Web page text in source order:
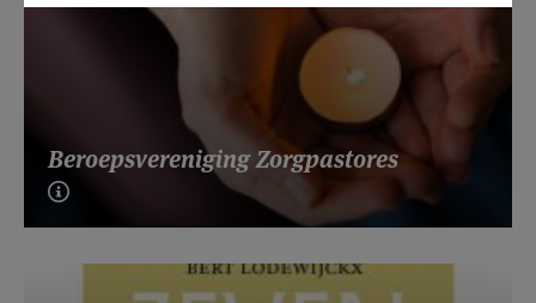
Beroepsvereniging Zorgpastores